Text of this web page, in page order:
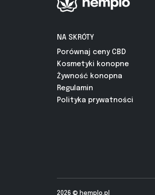
NA SKRÓTY
Porównaj ceny CBD
Kosmetyki konopne
Żywność konopna
Regulamin
Polityka prywatności
2026 © hemplo.pl